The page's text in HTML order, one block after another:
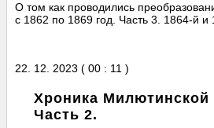
О том как проводились
с 1862 по 1869 год. Часть 3. 1864-й и
22. 12. 2023 ( 00 : 11 )
Хроника
Часть 2.